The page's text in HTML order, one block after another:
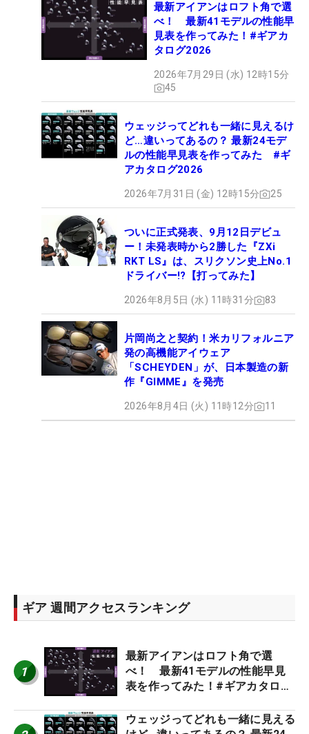
最新アイアンはロフト角で選
べ！ 最新41モデルの性能早
見表を作ってみた！#ギアカ
タログ2026
2026年7月29日 (水) 12時15分
45
ウェッジってどれも一緒に見えるけ
ど…違いってあるの？ 最新24モデ
ルの性能早見表を作ってみた #ギ
アカタログ2026
2026年7月31日 (金) 12時15分 25
ついに正式発表、9月12日デビュ
ー！未発表時から2勝した『ZXi
RKT LS』は、スリクソン史上No.1
ドライバー!?【打ってみた】
2026年8月5日 (水) 11時31分 83
片岡尚之と契約！米カリフォルニア
発の高機能アイウェア
「SCHEYDEN」が、日本製造の新
作『GIMME』を発売
2026年8月4日 (火) 11時12分 11
ギア 週間アクセスランキング
1
最新アイアンはロフト角で選
べ！ 最新41モデルの性能早見
表を作ってみた！#ギアカタログ
ウェッジってどれも一緒に見える